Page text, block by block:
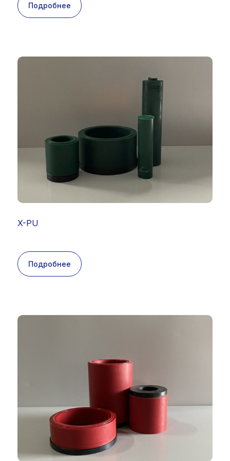
Подробнее
X-PU
Подробнее